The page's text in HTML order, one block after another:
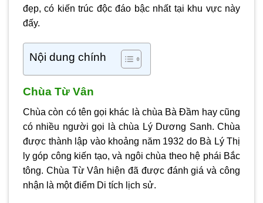
đẹp, có kiến trúc độc đáo bậc nhất tại khu vực này
đấy.
Nội dung chính
Chùa Từ Vân
Chùa còn có tên gọi khác là chùa Bà Đầm hay cũng
có nhiều người gọi là chùa Lý Dương Sanh. Chùa
được thành lập vào khoảng năm 1932 do Bà Lý Thị
ly góp công kiến tạo, và ngôi chùa theo hệ phái Bắc
tông. Chùa Từ Vân hiện đã được đánh giá và công
nhận là một điểm Di tích lịch sử.